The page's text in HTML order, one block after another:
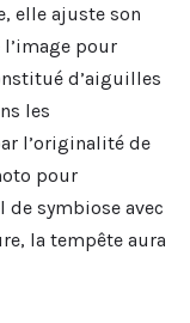
elle ajuste son
pour
d’aiguilles
les
l’originalité de
pour
symbiose avec
la tempête aura